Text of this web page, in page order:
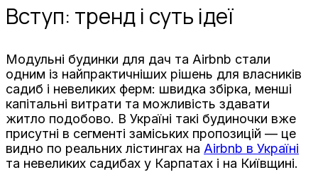
Вступ: тренд і суть ідеї
Модульні будинки для дач та Airbnb стали
одним із найпрактичніших рішень для власників
садиб і невеликих ферм: швидка збірка, менші
капітальні витрати та можливість здавати
житло подобово. В Україні такі будиночки вже
присутні в сегменті заміських пропозицій — це
видно по реальних лістингах на Airbnb в Україні
та невеликих садибах у Карпатах і на Київщині.